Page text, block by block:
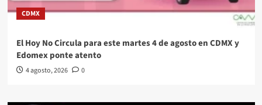
CDMX
El Hoy No Circula para este martes 4 de agosto en CDMX y
Edomex ponte atento
4 agosto, 2026 0